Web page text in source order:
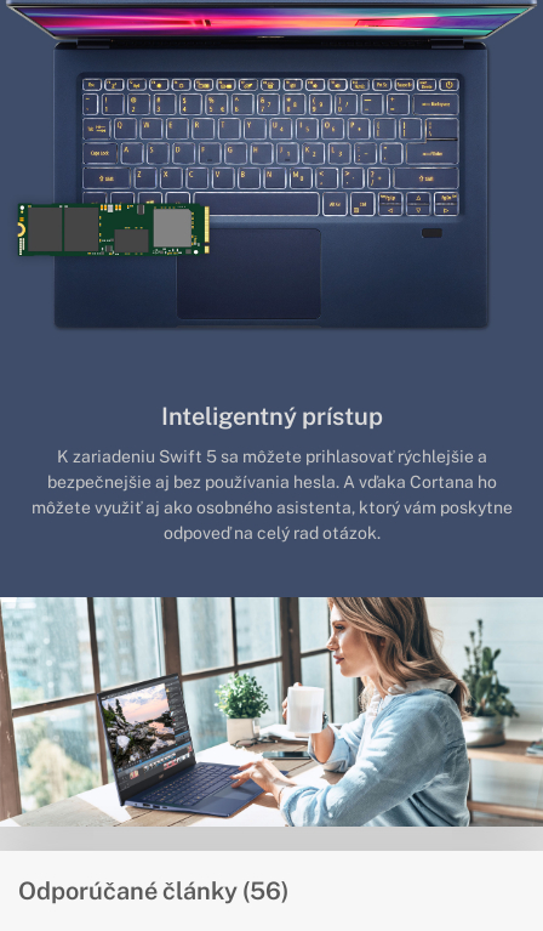
Inteligentný prístup
K zariadeniu Swift 5 sa môžete prihlasovať rýchlejšie a
bezpečnejšie aj bez používania hesla. A vďaka Cortana ho
môžete využiť aj ako osobného asistenta, ktorý vám poskytne
odpoveď na celý rad otázok.
Odporúčané články (56)